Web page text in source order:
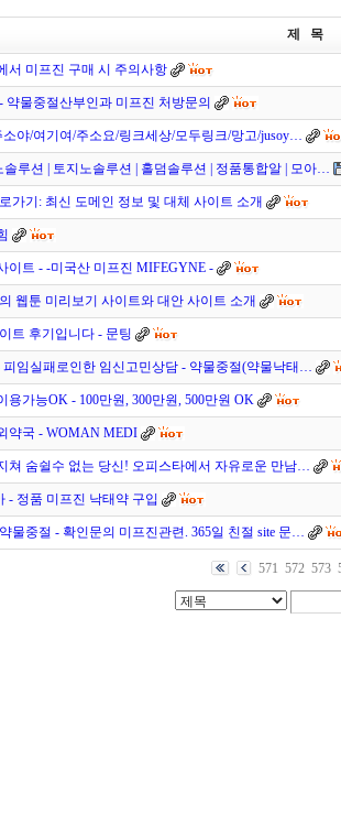
제 목
서 미프진 구매 시 주의사항
약물중절산부인과 미프진 처방문의
소야/여기여/주소요/링크세상/모두링크/망고/jusoy…
솔루션 | 토지노솔루션 | 홀덤솔루션 | 정품통합알 | 모아…
가기: 최신 도메인 정보 및 대체 사이트 소개
이트 - -미국산 미프진 MIFEGYNE -
웹툰 미리보기 사이트와 대안 사이트 소개
트 후기입니다 - 문­팅
피임실패로인한 임신고민상담 - 약물중절(약물낙태…
용가능OK - 100만원, 300만원, 500만원 OK
약국 - WOMAN MEDI
쳐 숨쉴수 없는 당신! 오피스타에서 자유로운 만남…
- 정품 미프진 낙태약 구입
물중절 - 확인문의 미프진관련. 365일 친절 site 문…
571 572 573